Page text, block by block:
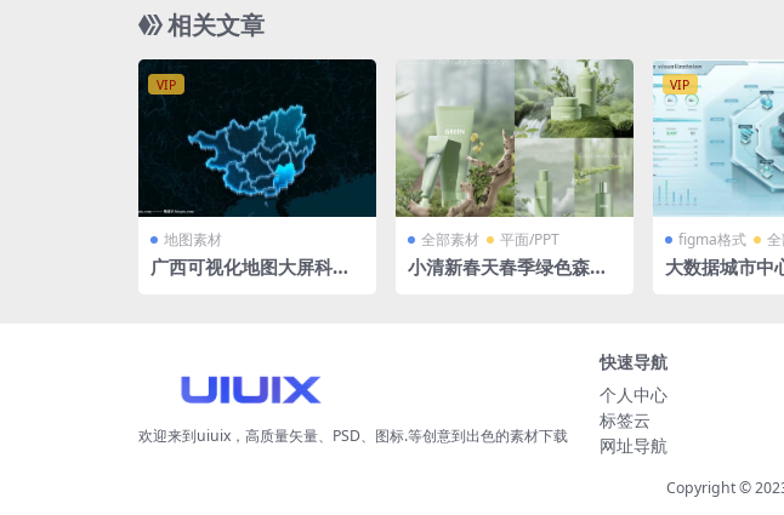
相关文章
VIP
地图素材
广西可视化地图大屏科技3
全部素材 平面/PPT
小清新春天春季绿色森林
VIP
figma格式
大数据城市中
欢迎来到uiuix，高质量矢量、PSD、图标.等创意到出色的素材下载
快速导航
个人中心
标签云
网址导航
Copyright ©